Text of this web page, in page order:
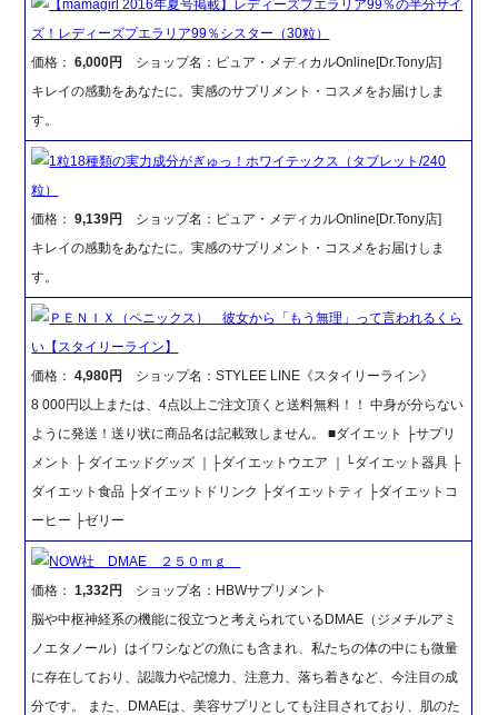
【mamagirl 2016年夏号掲載】レディーズプエラリア99％の半分サイ
ズ！レディーズプエラリア99％シスター（30粒）
価格：6,000円
ショップ名：ピュア・メディカルOnline[Dr.Tony店]
キレイの感動をあなたに。実感のサプリメント・コスメをお届けしま
す。
1粒18種類の実力成分がぎゅっ！ホワイテックス（タブレット/240
粒）
価格：9,139円
ショップ名：ピュア・メディカルOnline[Dr.Tony店]
キレイの感動をあなたに。実感のサプリメント・コスメをお届けしま
す。
ＰＥＮＩＸ（ペニックス） 彼女から「もう無理」って言われるくら
い【スタイリーライン】
価格：4,980円
ショップ名：STYLEE LINE《スタイリーライン》
8 000円以上または、4点以上ご注文頂くと送料無料！！ 中身が分らない
ように発送！送り状に商品名は記載致しません。 ■ダイエット ├サプリ
メント ├ ダイエッドグッズ ｜├ダイエットウエア ｜└ダイエット器具 ├
ダイエット食品 ├ダイエットドリンク ├ダイエットティ ├ダイエットコ
ーヒー ├ゼリー
NOW社 DMAE ２５０ｍｇ
価格：1,332円
ショップ名：HBWサプリメント
脳や中枢神経系の機能に役立つと考えられているDMAE（ジメチルアミ
ノエタノール）はイワシなどの魚にも含まれ、私たちの体の中にも微量
に存在しており、認識力や記憶力、注意力、落ち着きなど、今注目の成
分です。 また、DMAEは、美容サプリとしても注目されており、肌のた